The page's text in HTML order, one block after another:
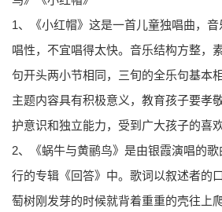
1、《小红帽》这是一首儿童独唱曲，
唱性，不宜唱得太快。音乐结构方整，
句开头两小节相同，三旬的全乐句基本
主题内容具有积极意义，教育孩子要孝
护意识和独立能力，受到广大孩子的喜欢
2、《蜗牛与黄鹂鸟》是由银霞演唱的
行的专辑《回答》中。歌词以叙述者的
萄树刚发芽的时候就背着重重的壳往上